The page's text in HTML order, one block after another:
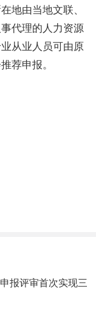
地由当地文联、
代理的人力资源
从业人员可由原
荐申报。
报评审首次实现三